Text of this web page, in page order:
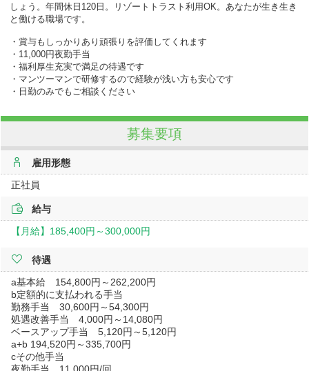
しょう。年間休日120日。リゾートトラスト利用OK。あなたが生き生き
と働ける職場です。
・賞与もしっかりあり頑張りを評価してくれます
・11,000円夜勤手当
・福利厚生充実で満足の待遇です
・マンツーマンで研修するので経験が浅い方も安心です
・日勤のみでもご相談ください
募集要項
雇用形態
正社員
給与
【月給】 185,400円～300,000円
待遇
a基本給 154,800円～262,200円
b定額的に支払われる手当
勤務手当 30,600円～54,300円
処遇改善手当 4,000円～14,080円
ベースアップ手当 5,120円～5,120円
a+b 194,520円～335,700円
cその他手当
夜勤手当 11,000円/回